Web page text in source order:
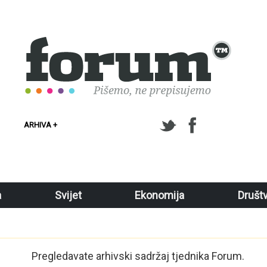
ARHIVA +
Svijet Ekonomija
Pregledavate arhivski sadržaj tjednika Forum.